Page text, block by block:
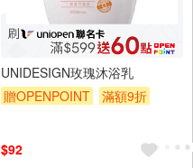
UNIDESIGN玫瑰沐浴乳
贈OPENPOINT
滿額9折
$92